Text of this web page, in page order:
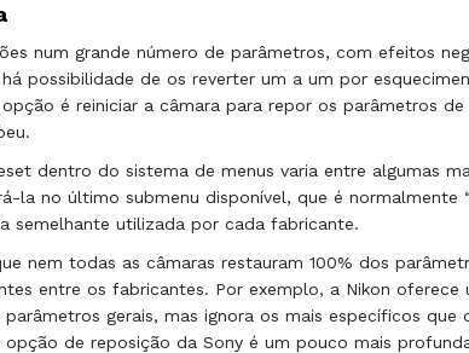
num grande número de parâmetros, com efeitos
possibilidade de os reverter um a um por
é reiniciar a câmara para repor os parâmetros de
dentro do sistema de menus varia entre algumas
la no último submenu disponível, que é normalmente
semelhante utilizada por cada fabricante.
nem todas as câmaras restauram 100% dos
entre os fabricantes. Por exemplo, a Nikon oferece
gerais, mas ignora os mais específicos que
de reposição da Sony é um pouco mais